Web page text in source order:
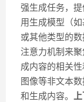
强生成任务，提
用生成模型（
或其他类型的数
注意力机制来
成内容的相关性
图像等非文本
和生成内容。